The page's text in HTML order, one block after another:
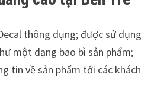
thông dụng; được sử dụng
một dạng bao bì sản phẩm;
tin về sản phẩm tới các khách